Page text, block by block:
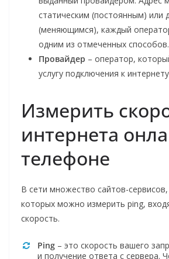
статическим (постоянным) или
(меняющимся), каждый
одним из отмеченных способов.
Провайдер – оператор,
услугу подключения к
Измерить
интернета
телефоне
В сети множество сайтов-
которых можно измерить ping,
скорость.
Ping – это скорость вашего
и получение ответа с сервера.